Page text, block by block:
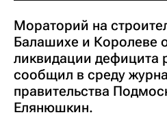
Мораторий на
Балашихе и Королеве
ликвидации дефицита
сообщил в среду
правительства
Елянюшкин.